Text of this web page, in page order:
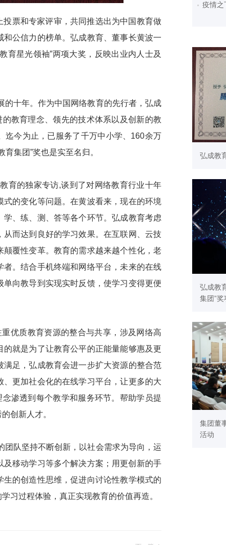
票和专家评审，共同推选出为中国教育做
公信力的榜单。弘成教育、董事长黄波一
育星光领袖”两项大奖，反映出业内人士及
十年。作为中国网络教育的先行者，弘成
教育理念、领先的技术体系以及创新的教
迄今为止，已服务了千万中小学、160余万
集团”奖也是实至名归。
的独家专访,谈到了对网络教育行业十年
的变化等问题。在黄波看来，现在的环境
、练、测、答等各个环节。弘成教育考虑
而达到良好的学习效果。在互联网、云技
覆性变革。教育的需求越来越个性化，老
。结合手机终端和网络平台，未来的在线
向教导到实现实时反馈，使学习变得更便
质教育资源的整合与共享，涉及网络高
就是为了让教育公平的正能量能够惠及更
足，弘成教育会进一步扩大资源的整合范
更加社会化的在线学习平台，让更多的大
渗透到每个教学和服务环节。帮助学员提
创新人才。
队坚持不断创新，以社会需求为导向，运
移动学习等多个解决方案；用更创新的手
的创造性思维，促进向讨论性教学模式的
习过程体验，真正实现教育的价值再造。
疫情之
弘成教
弘成教
集团”奖
集团董
活动